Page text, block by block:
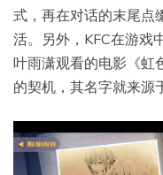
式，再在对话的末尾点
活。另外，KFC在游戏
叶雨潇观看的电影《虹
的契机，其名字就来源